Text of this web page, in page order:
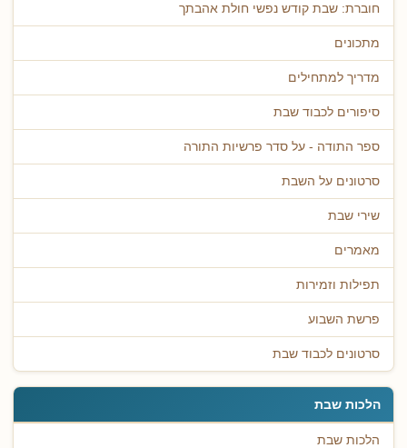
חוברת: שבת קודש נפשי חולת אהבתך
מתכונים
מדריך למתחילים
סיפורים לכבוד שבת
ספר התודה - על סדר פרשיות התורה
סרטונים על השבת
שירי שבת
מאמרים
תפילות וזמירות
פרשת השבוע
סרטונים לכבוד שבת
הלכות שבת
הלכות שבת